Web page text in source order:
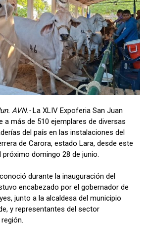
AVN.-La XLIV Expoferia San Juan
a más de 510 ejemplares de diversas
del país en las instalaciones del
de Carora, estado Lara, desde este
próximo domingo 28 de junio.
durante la inauguración del
encabezado por el gobernador de
junto a la alcaldesa del municipio
y representantes del sector